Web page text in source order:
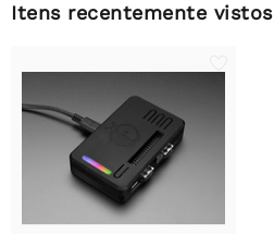
Itens recentemente vistos